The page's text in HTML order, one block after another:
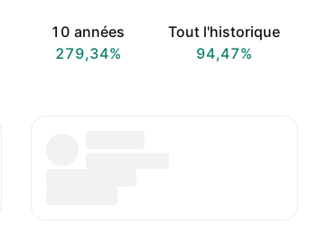
10 années
279,34%
Tout l'historique
94,47%